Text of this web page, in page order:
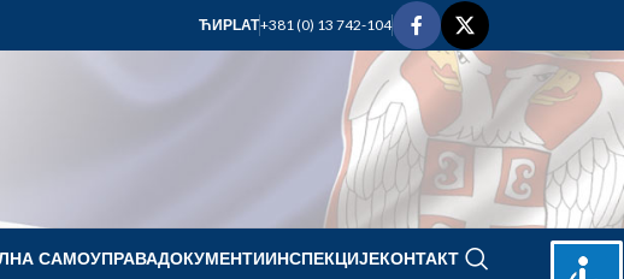
ЋИРLAT+381 (0) 13 742-104
САМОУПРАВАДОКУМЕНТИИНСПЕКЦИЈЕКОНТАКТ